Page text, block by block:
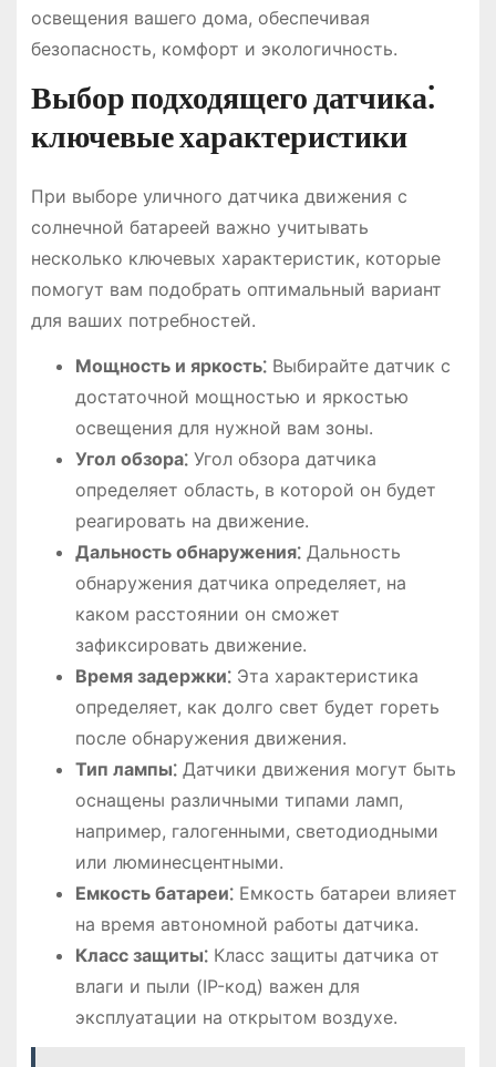
освещения вашего дома, обеспечивая
безопасность, комфорт и экологичность.
Выбор подходящего датчика⁚
ключевые характеристики
При выборе уличного датчика движения с
солнечной батареей важно учитывать
несколько ключевых характеристик, которые
помогут вам подобрать оптимальный вариант
для ваших потребностей.
Мощность и яркость⁚Выбирайте датчик с
достаточной мощностью и яркостью
освещения для нужной вам зоны.
Угол обзора⁚Угол обзора датчика
определяет область, в которой он будет
реагировать на движение.
Дальность обнаружения⁚Дальность
обнаружения датчика определяет, на
каком расстоянии он сможет
зафиксировать движение.
Время задержки⁚Эта характеристика
определяет, как долго свет будет гореть
после обнаружения движения.
Тип лампы⁚Датчики движения могут быть
оснащены различными типами ламп,
например, галогенными, светодиодными
или люминесцентными.
Емкость батареи⁚Емкость батареи влияет
на время автономной работы датчика.
Класс защиты⁚Класс защиты датчика от
влаги и пыли (IP-код) важен для
эксплуатации на открытом воздухе.